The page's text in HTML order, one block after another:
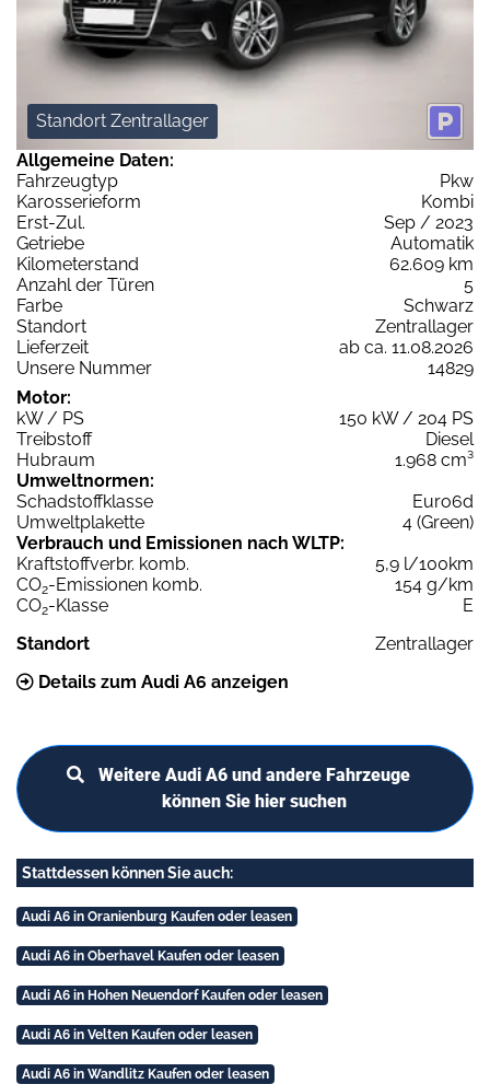
Standort Zentrallager
Allgemeine Daten:
Fahrzeugtyp
Pkw
Karosserieform
Kombi
Erst-Zul.
Sep / 2023
Getriebe
Automatik
Kilometerstand
62.609 km
Anzahl der Türen
5
Farbe
Schwarz
Standort
Zentrallager
Lieferzeit
ab ca. 11.08.2026
Unsere Nummer
14829
Motor:
kW / PS
150 kW / 204 PS
Treibstoff
Diesel
Hubraum
1.968 cm³
Umweltnormen:
Schadstoffklasse
Euro6d
Umweltplakette
4 (Green)
Verbrauch und Emissionen nach WLTP:
Kraftstoffverbr. komb.
5,9 l/100km
CO2-Emissionen komb.
154 g/km
CO2-Klasse
E
Standort
Zentrallager
Details zum Audi A6 anzeigen
Weitere Audi A6 und andere Fahrzeuge
können Sie hier suchen
Stattdessen können Sie auch:
Audi A6 in Oranienburg Kaufen oder leasen
Audi A6 in Oberhavel Kaufen oder leasen
Audi A6 in Hohen Neuendorf Kaufen oder leasen
Audi A6 in Velten Kaufen oder leasen
Audi A6 in Wandlitz Kaufen oder leasen